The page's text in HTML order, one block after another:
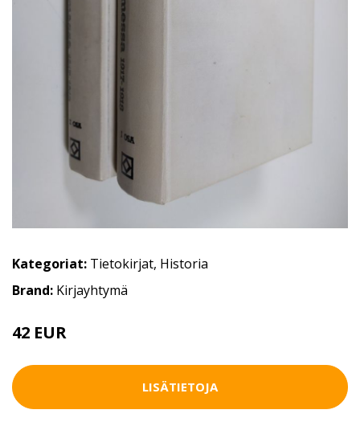
Kategoriat: Tietokirjat, Historia
Brand: Kirjayhtymä
42 EUR
LISÄTIETOJA